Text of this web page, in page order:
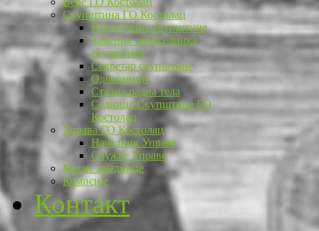
Скупштина ГО Костолац
Председник скупштине
Заменик председника
скупштине
Секретар скупштине
Одборници
Стална радна тела
Седнице Скупштине ГО
Костолац
Управа ГО Костолац
Начелник Управе
Службе Управе
Месне заједнице
Комисије
Контакт